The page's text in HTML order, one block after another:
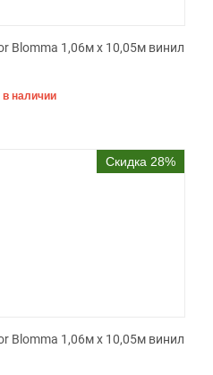
Blomma 1,06м х 10,05м винил
в наличии
Скидка 28%
Blomma 1,06м х 10,05м винил